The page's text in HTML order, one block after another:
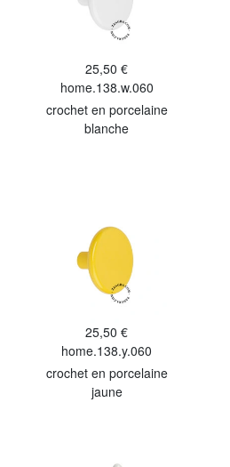
25,50 €
home.138.w.060
crochet en porcelaine
blanche
25,50 €
home.138.y.060
crochet en porcelaine
jaune